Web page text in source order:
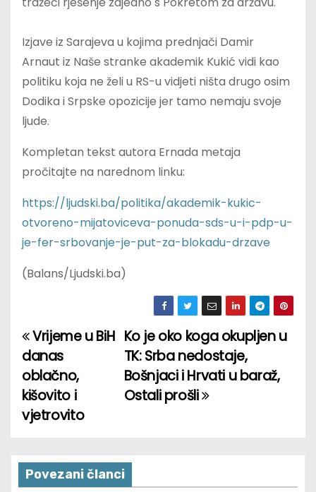
Izjave iz Sarajeva u kojima prednjači Damir
Arnaut iz Naše stranke akademik Kukić vidi kao
politiku koja ne želi u RS-u vidjeti ništa drugo osim
Dodika i Srpske opozicije jer tamo nemaju svoje
ljude.
Kompletan tekst autora Ernada metaja
pročitajte na narednom linku:
https://ljudski.ba/politika/akademik-kukic-
otvoreno-mijatoviceva-ponuda-sds-u-i-pdp-u-
je-fer-srbovanje-je-put-za-blokadu-drzave
(Balans/Ljudski.ba)
P
o
s
t
n
Ko je oko koga okupljen u
TK: Srba nedostaje,
Bošnjaci i Hrvati u baraž,
Ostali prošli
Vrijeme u BiH
danas
oblačno,
kišovito i
vjetrovito
Povezani članci